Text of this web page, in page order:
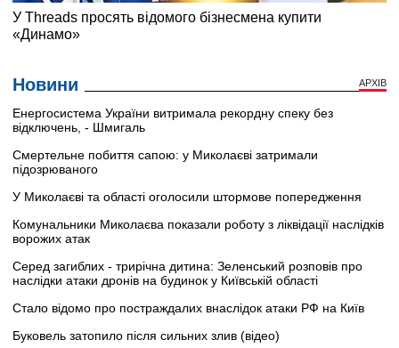
Новини АРХІВ
Енергосистема України витримала рекордну спеку без
відключень, - Шмигаль
Смертельне побиття сапою: у Миколаєві затримали
підозрюваного
У Миколаєві та області оголосили штормове попередження
Комунальники Миколаєва показали роботу з ліквідації наслідків
ворожих атак
Серед загиблих - трирічна дитина: Зеленський розповів про
наслідки атаки дронів на будинок у Київській області
Стало відомо про постраждалих внаслідок атаки РФ на Київ
Буковель затопило після сильних злив (відео)